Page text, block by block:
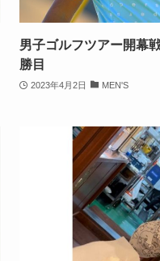
男子ゴルフツアー開幕
勝目
2023年4月2日 MEN'S